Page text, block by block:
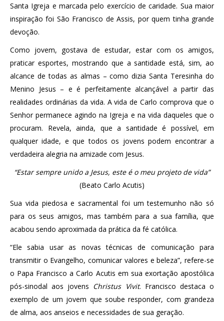
Santa Igreja e marcada pelo exercício de caridade. Sua maior
inspiração foi São Francisco de Assis, por quem tinha grande
devoção.
Como jovem, gostava de estudar, estar com os amigos,
praticar esportes, mostrando que a santidade está, sim, ao
alcance de todas as almas – como dizia Santa Teresinha do
Menino Jesus – e é perfeitamente alcançável a partir das
realidades ordinárias da vida. A vida de Carlo comprova que o
Senhor permanece agindo na Igreja e na vida daqueles que o
procuram. Revela, ainda, que a santidade é possível, em
qualquer idade, e que todos os jovens podem encontrar a
verdadeira alegria na amizade com Jesus.
“Estar sempre unido a Jesus, este é o meu projeto de vida”
(Beato Carlo Acutis)
Sua vida piedosa e sacramental foi um testemunho não só
para os seus amigos, mas também para a sua família, que
acabou sendo aproximada da prática da fé católica.
“Ele sabia usar as novas técnicas de comunicação para
transmitir o Evangelho, comunicar valores e beleza”, refere-se
o Papa Francisco a Carlo Acutis em sua exortação apostólica
pós-sinodal aos jovens Christus Vivit. Francisco destaca o
exemplo de um jovem que soube responder, com grandeza
de alma, aos anseios e necessidades de sua geração.